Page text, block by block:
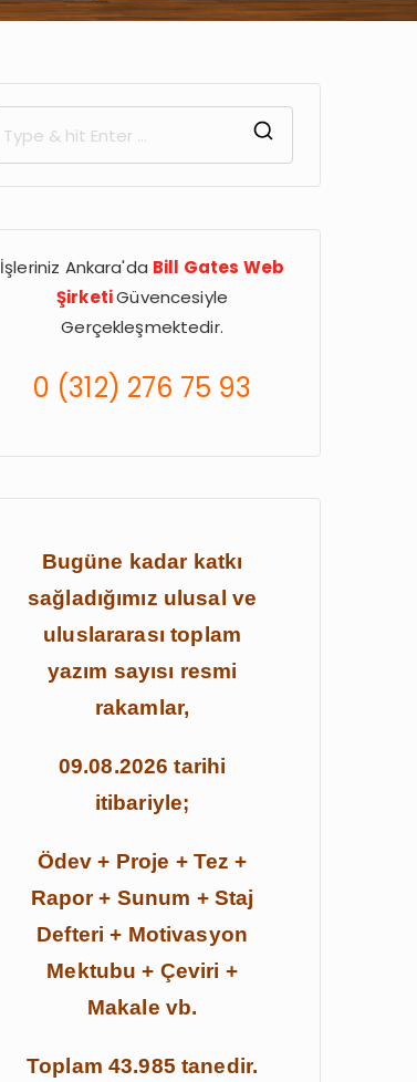
İşleriniz Ankara'da Bill Gates Web
ŞirketiGüvencesiyle
Gerçekleşmektedir.
0 (312) 276 75 93
Bugüne kadar katkı
sağladığımız ulusal ve
uluslararası toplam
yazım sayısı resmi
rakamlar,
09.08.2026 tarihi
itibariyle;
Ödev + Proje + Tez +
Rapor + Sunum + Staj
Defteri + Motivasyon
Mektubu + Çeviri +
Makale vb.
Toplam 43.985 tanedir.